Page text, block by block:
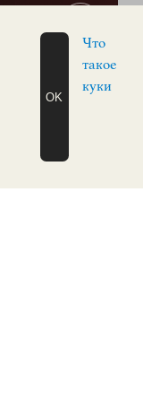
OK
Что
такое
куки